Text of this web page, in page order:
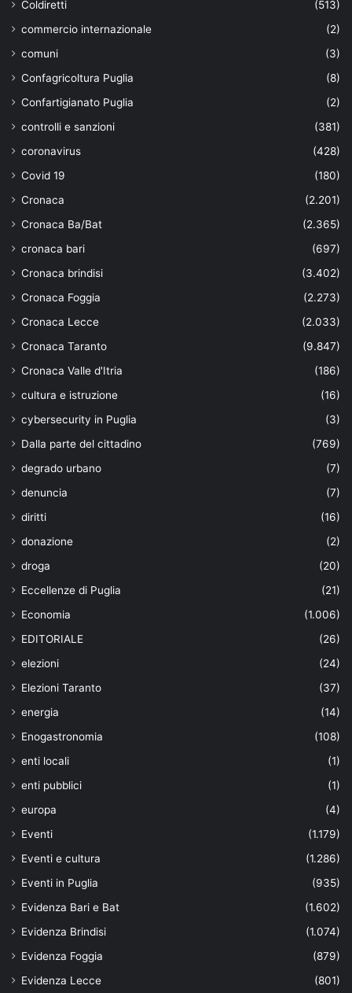
Coldiretti
(513)
commercio internazionale
(2)
comuni
(3)
Confagricoltura Puglia
(8)
Confartigianato Puglia
(2)
controlli e sanzioni
(381)
coronavirus
(428)
Covid 19
(180)
Cronaca
(2.201)
Cronaca Ba/Bat
(2.365)
cronaca bari
(697)
Cronaca brindisi
(3.402)
Cronaca Foggia
(2.273)
Cronaca Lecce
(2.033)
Cronaca Taranto
(9.847)
Cronaca Valle d'Itria
(186)
cultura e istruzione
(16)
cybersecurity in Puglia
(3)
Dalla parte del cittadino
(769)
degrado urbano
(7)
denuncia
(7)
diritti
(16)
donazione
(2)
droga
(20)
Eccellenze di Puglia
(21)
Economia
(1.006)
EDITORIALE
(26)
elezioni
(24)
Elezioni Taranto
(37)
energia
(14)
Enogastronomia
(108)
enti locali
(1)
enti pubblici
(1)
europa
(4)
Eventi
(1.179)
Eventi e cultura
(1.286)
Eventi in Puglia
(935)
Evidenza Bari e Bat
(1.602)
Evidenza Brindisi
(1.074)
Evidenza Foggia
(879)
Evidenza Lecce
(801)